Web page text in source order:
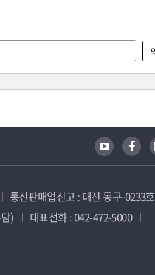
통신판매업신고 : 대전 동구-0233호
)
대표전화 : 042-472-5000